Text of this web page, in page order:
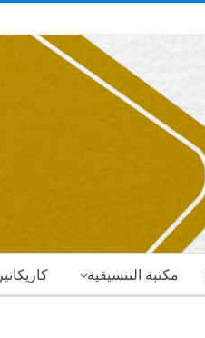
كاريكاتير مكتبة التنسيقية